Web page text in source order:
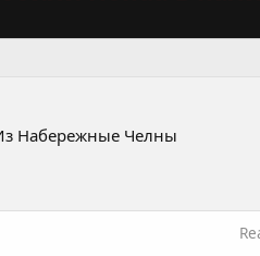
Набережные Челны